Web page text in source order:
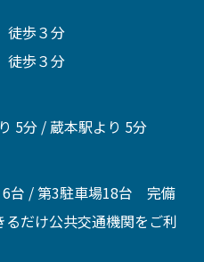
徒歩３分
徒歩３分
5分 / 蔵本駅より 5分
6台 / 第3駐車場18台 完備
だけ公共交通機関をご利